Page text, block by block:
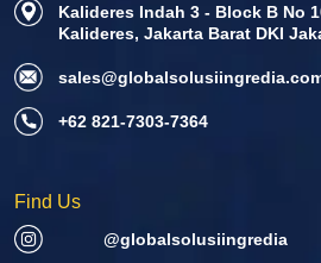
Kalideres Indah 3 - Block B No
Kalideres, Jakarta Barat DKI
+62 821-7303-7364
Find Us
@globalsolusiingredia